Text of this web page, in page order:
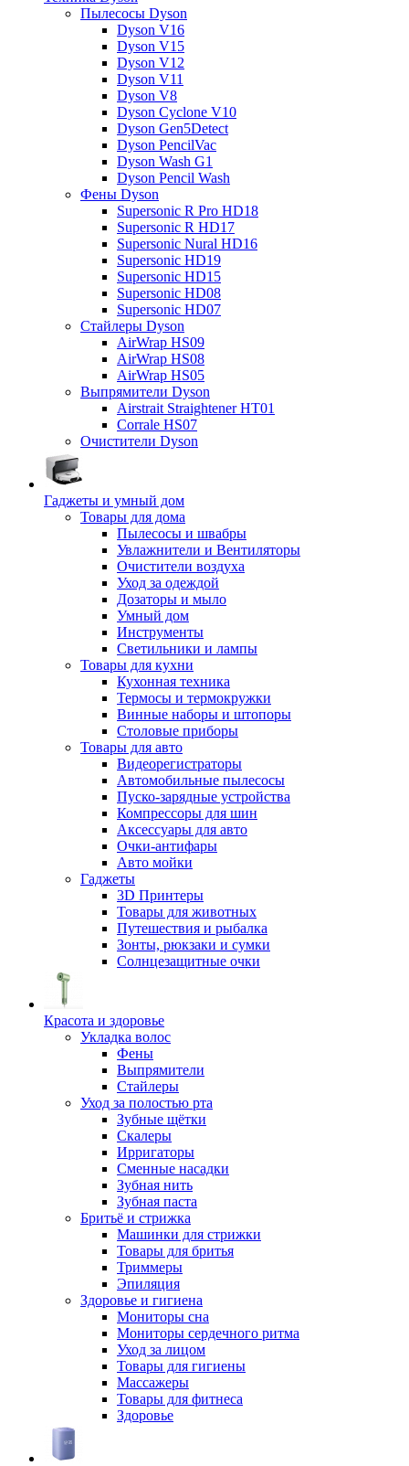
Пылесосы Dyson
Dyson V16
Dyson V15
Dyson V12
Dyson V11
Dyson V8
Dyson Cyclone V10
Dyson Gen5Detect
Dyson PencilVac
Dyson Wash G1
Dyson Pencil Wash
Фены Dyson
Supersonic R Pro HD18
Supersonic R HD17
Supersonic Nural HD16
Supersonic HD19
Supersonic HD15
Supersonic HD08
Supersonic HD07
Стайлеры Dyson
AirWrap HS09
AirWrap HS08
AirWrap HS05
Выпрямители Dyson
Airstrait Straightener HT01
Corrale HS07
Очистители Dyson
Гаджеты и умный дом
Товары для дома
Пылесосы и швабры
Увлажнители и Вентиляторы
Очистители воздуха
Уход за одеждой
Дозаторы и мыло
Умный дом
Инструменты
Светильники и лампы
Товары для кухни
Кухонная техника
Термосы и термокружки
Винные наборы и штопоры
Столовые приборы
Товары для авто
Видеорегистраторы
Автомобильные пылесосы
Пуско-зарядные устройства
Компрессоры для шин
Аксессуары для авто
Очки-антифары
Авто мойки
Гаджеты
3D Принтеры
Товары для животных
Путешествия и рыбалка
Зонты, рюкзаки и сумки
Солнцезащитные очки
Красота и здоровье
Укладка волос
Фены
Выпрямители
Стайлеры
Уход за полостью рта
Зубные щётки
Скалеры
Ирригаторы
Сменные насадки
Зубная нить
Зубная паста
Бритьё и стрижка
Машинки для стрижки
Товары для бритья
Триммеры
Эпиляция
Здоровье и гигиена
Мониторы сна
Мониторы сердечного ритма
Уход за лицом
Товары для гигиены
Массажеры
Товары для фитнеса
Здоровье